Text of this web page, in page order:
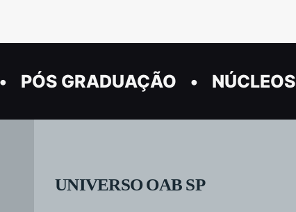
PÓS GRADUAÇÃO NÚCLEOS
UNIVERSO OAB SP